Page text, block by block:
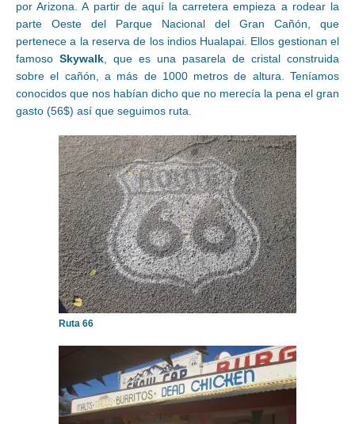
por Arizona. A partir de aquí la carretera empieza a rodear la
parte Oeste del Parque Nacional del Gran Cañón, que
pertenece a la reserva de los indios Hualapai. Ellos gestionan el
famoso Skywalk , que es una pasarela de cristal construida
sobre el cañón, a más de 1000 metros de altura. Teníamos
conocidos que nos habían dicho que no merecía la pena el gran
gasto (56$) así que seguimos ruta.
Ruta 66